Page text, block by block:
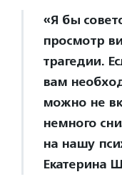
«Я бы
просмотр
трагедии.
вам
можно не
немного
на нашу
Екатерина